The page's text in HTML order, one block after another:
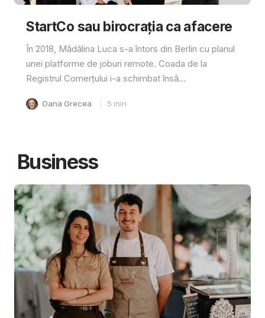
StartCo sau birocrația ca afacere
În 2018, Mădălina Luca s-a întors din Berlin cu planul
unei platforme de joburi remote. Coada de la
Registrul Comerțului i-a schimbat însă...
Oana Grecea 5 min
Business